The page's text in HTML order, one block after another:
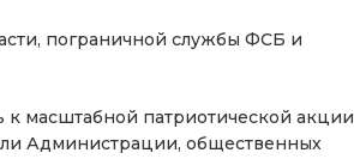
пограничной службы ФСБ и
к масштабной патриотической акции
Администрации, общественных